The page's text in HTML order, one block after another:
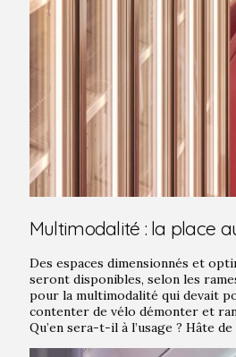
Multimodalité : la place
Des espaces dimensionnés et
seront disponibles, selon les
pour la multimodalité qui devait
contenter de vélo démonter et
Qu’en sera-t-il à l’usage ? Hâte